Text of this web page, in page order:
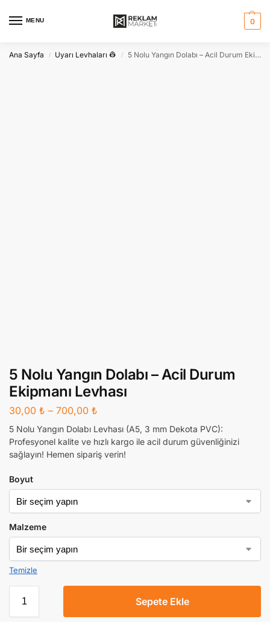
MENU 0
Ana Sayfa / Uyarı Levhaları 👷 / 5 Nolu Yangın Dolabı – Acil Durum Ekipmanı Levhası
5 Nolu Yangın Dolabı – Acil Durum
Ekipmanı Levhası
30,00 ₺ – 700,00 ₺
5 Nolu Yangın Dolabı Levhası (A5, 3 mm Dekota PVC):
Profesyonel kalite ve hızlı kargo ile acil durum güvenliğinizi
sağlayın! Hemen sipariş verin!
Boyut
Malzeme
Temizle
Sepete Ekle